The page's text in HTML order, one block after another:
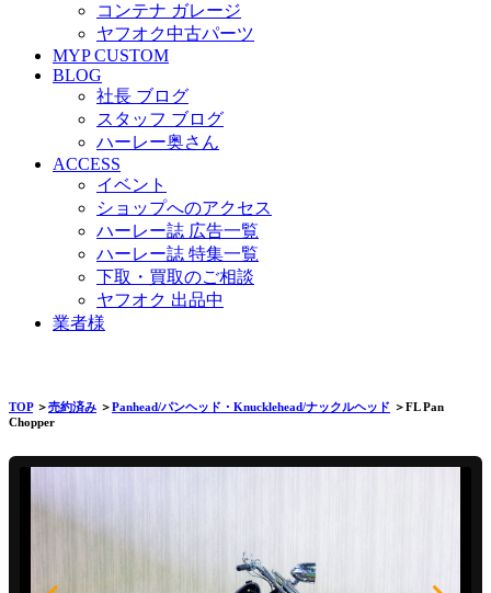
コンテナ ガレージ
ヤフオク中古パーツ
MYP CUSTOM
BLOG
社長 ブログ
スタッフ ブログ
ハーレー奥さん
ACCESS
イベント
ショップへのアクセス
ハーレー誌 広告一覧
ハーレー誌 特集一覧
下取・買取のご相談
ヤフオク 出品中
業者様
TOP＞売約済み ＞Panhead/パンヘッド・Knucklehead/ナックルヘッド ＞FL Pan
Chopper